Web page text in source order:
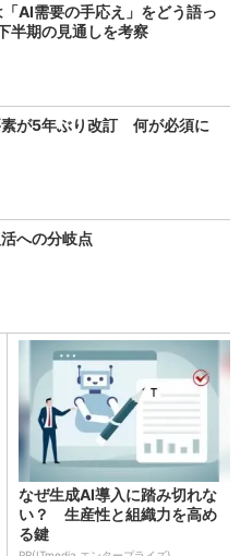
AI需要の手応え」をどう語っ
期の見通しを考察
が5年ぶり改訂 何が必須に
活への分岐点
なぜ生成AI導入に踏み切れな
い？ 生産性と組織力を高め
る鍵